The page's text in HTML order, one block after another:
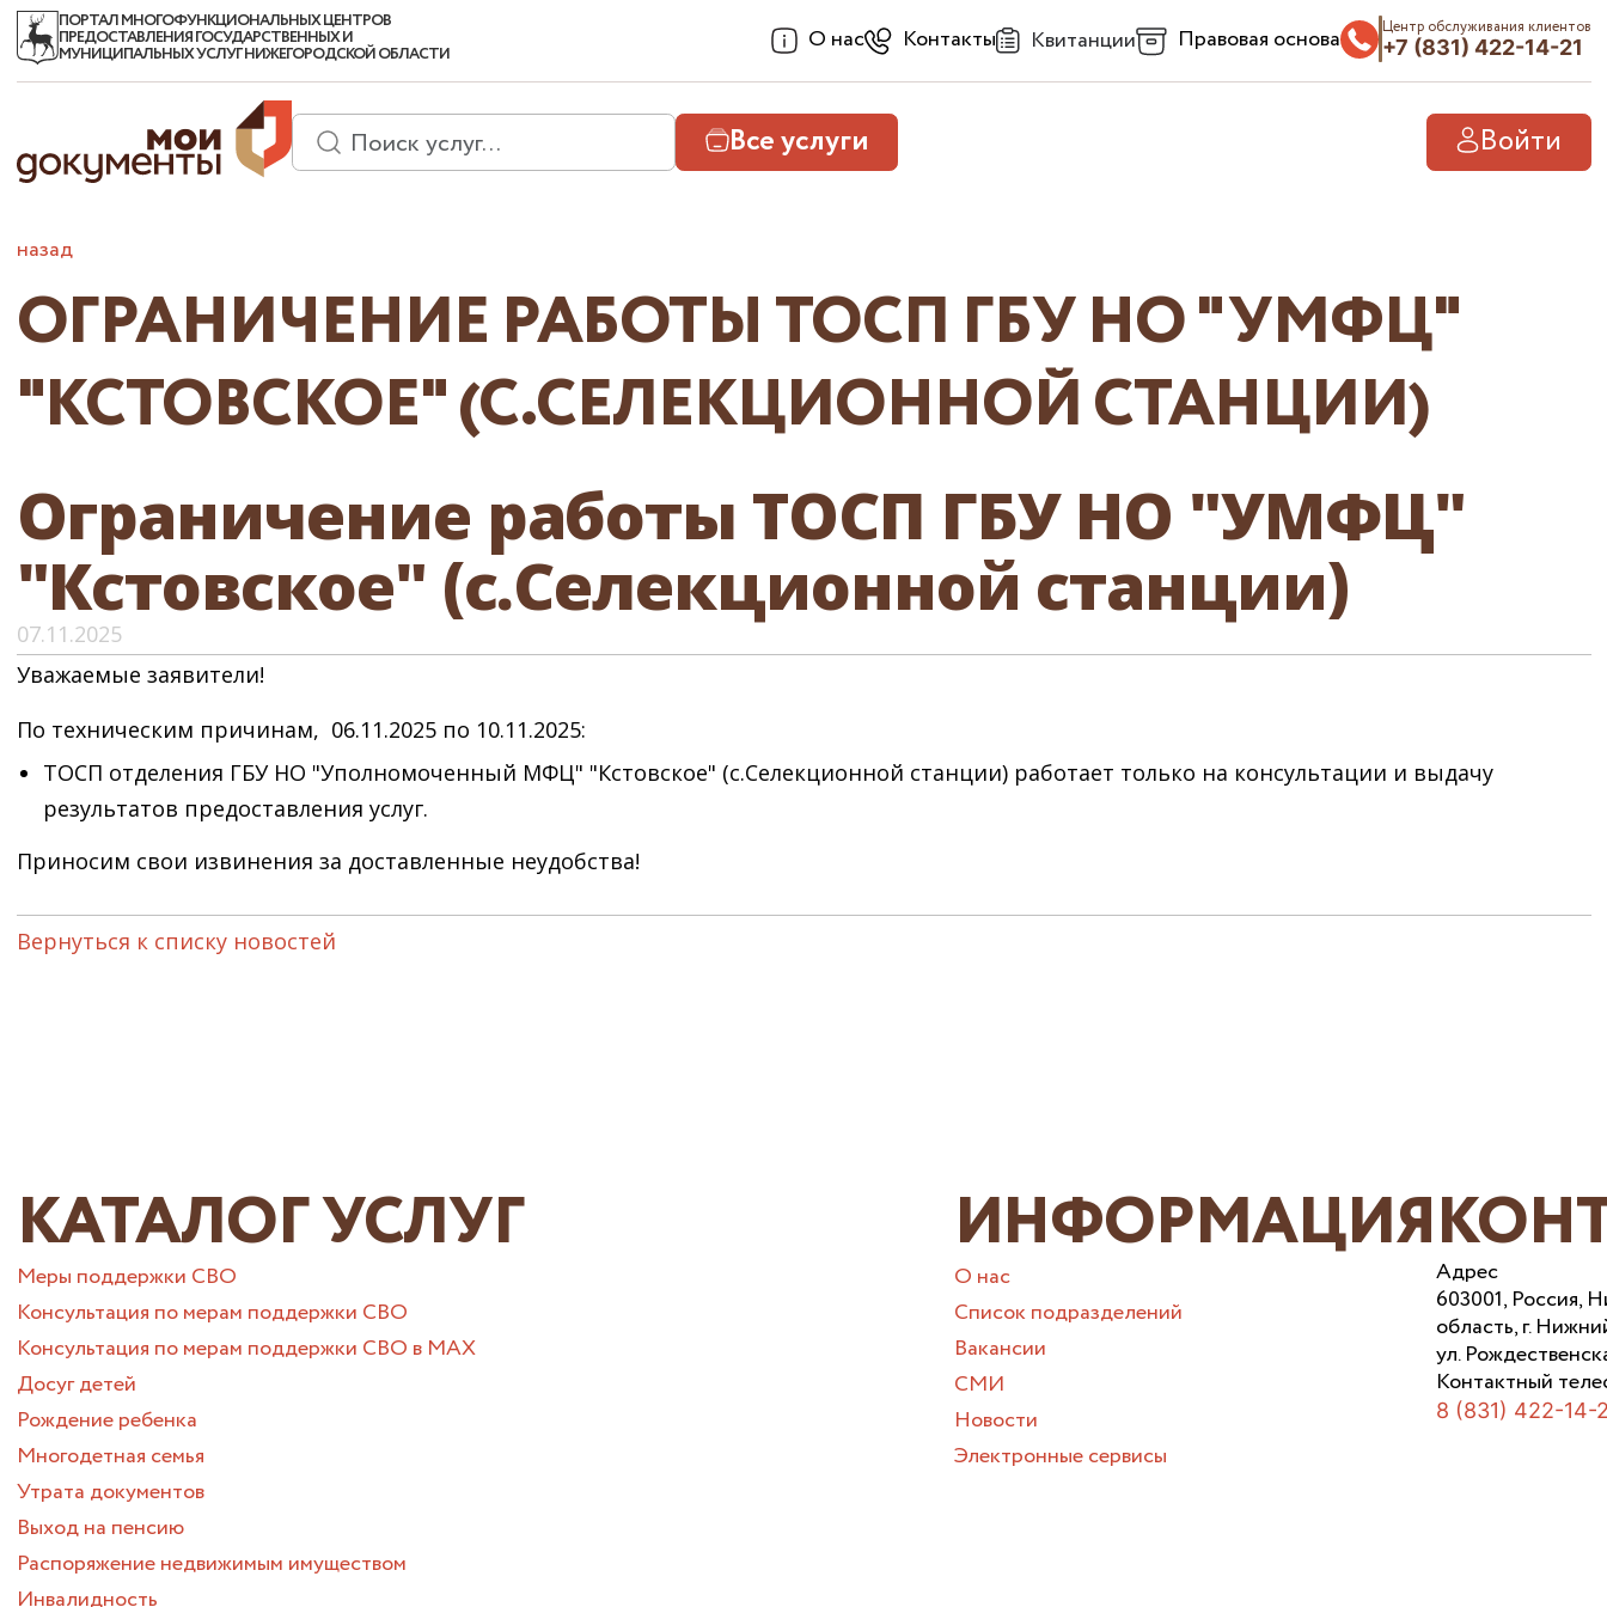
ПОРТАЛ МНОГОФУНКЦИОНАЛЬНЫХ ЦЕНТРОВ
ПРЕДОСТАВЛЕНИЯ ГОСУДАРСТВЕННЫХ И
МУНИЦИПАЛЬНЫХ УСЛУГ НИЖЕГОРОДСКОЙ ОБЛАСТИ О нас Контакты Квитанции Правовая основа Центр обслуживания клиентов
+7 (831) 422-14-21
Все услуги Войти
назад
ОГРАНИЧЕНИЕ РАБОТЫ ТОСП ГБУ НО "УМФЦ"
"КСТОВСКОЕ" (С.СЕЛЕКЦИОННОЙ СТАНЦИИ)
Ограничение работы ТОСП ГБУ НО "УМФЦ"
"Кстовское" (с.Селекционной станции)
07.11.2025
Уважаемые заявители!
По техническим причинам, 06.11.2025 по 10.11.2025:
ТОСП отделения ГБУ НО "Уполномоченный МФЦ" "Кстовское" (с.Селекционной станции) работает только на консультации и выдачу
результатов предоставления услуг.
Приносим свои извинения за доставленные неудобства!
Вернуться к списку новостей
КАТАЛОГ УСЛУГ
Меры поддержки СВО
Консультация по мерам поддержки СВО
Консультация по мерам поддержки СВО в МАХ
Досуг детей
Рождение ребенка
Многодетная семья
Утрата документов
Выход на пенсию
Распоряжение недвижимым имуществом
Инвалидность
ИНФОРМАЦИЯ
О нас
Список подразделений
Вакансии
СМИ
Новости
Электронные сервисы
Адрес
603001, Россия,
область, г.
ул.
Контактный
8 (831) 422-14-